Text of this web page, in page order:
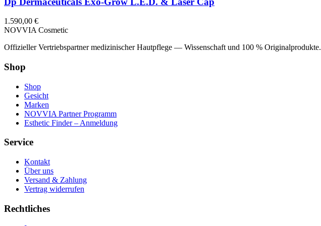
1.590,00 €
NOVVIA Cosmetic
Offizieller Vertriebspartner medizinischer Hautpflege — Wissenschaft und 100 % Originalprodukte.
Shop
Shop
Gesicht
Marken
NOVVIA Partner Programm
Esthetic Finder – Anmeldung
Service
Kontakt
Über uns
Versand & Zahlung
Vertrag widerrufen
Rechtliches